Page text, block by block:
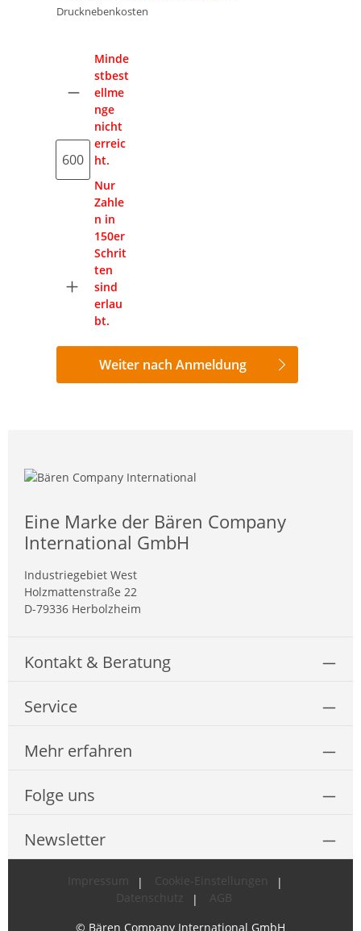
Drucknebenkosten
Minde
stbest
ellme
nge
nicht
erreic
ht.
Nur
Zahle
n in
150er
Schrit
ten
sind
erlau
bt.
Weiter nach Anmeldung
Eine Marke der Bären Company
International GmbH
Industriegebiet West
Holzmattenstraße 22
D-79336 Herbolzheim
Kontakt & Beratung
Service
Mehr erfahren
Folge uns
Newsletter
Impressum
Cookie-Einstellungen
Datenschutz
AGB
© Bären Company International GmbH